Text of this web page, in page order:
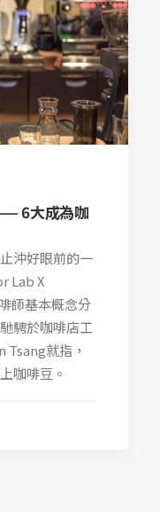
6大成為咖
沖好眼前的一
Lab X
師基本概念分
騁於咖啡店工
就指，
咖啡豆。